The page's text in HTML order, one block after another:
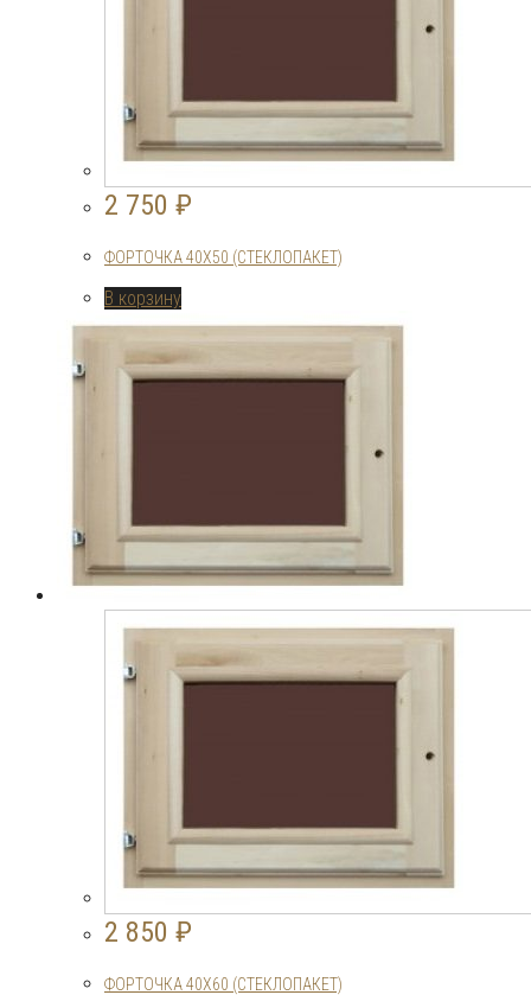
2 750 ₽
ФОРТОЧКА 40Х50 (СТЕКЛОПАКЕТ)
В корзину
2 850 ₽
ФОРТОЧКА 40Х60 (СТЕКЛОПАКЕТ)